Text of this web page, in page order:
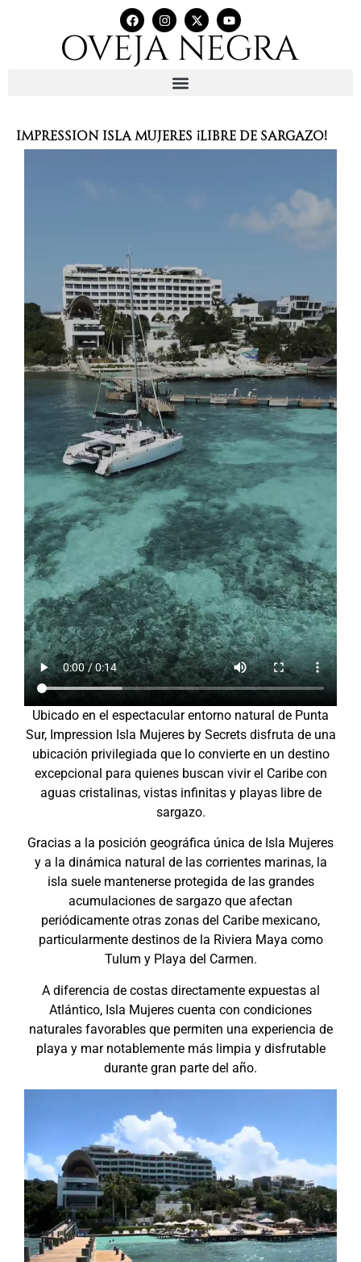
IMPRESSION ISLA MUJERES ¡LIBRE DE SARGAZO!
Ubicado en el espectacular entorno natural de Punta
Sur, Impression Isla Mujeres by Secrets disfruta de una
ubicación privilegiada que lo convierte en un destino
excepcional para quienes buscan vivir el Caribe con
aguas cristalinas, vistas infinitas y playas libre de
sargazo.
Gracias a la posición geográfica única de Isla Mujeres
y a la dinámica natural de las corrientes marinas, la
isla suele mantenerse protegida de las grandes
acumulaciones de sargazo que afectan
periódicamente otras zonas del Caribe mexicano,
particularmente destinos de la Riviera Maya como
Tulum y Playa del Carmen.
A diferencia de costas directamente expuestas al
Atlántico, Isla Mujeres cuenta con condiciones
naturales favorables que permiten una experiencia de
playa y mar notablemente más limpia y disfrutable
durante gran parte del año.